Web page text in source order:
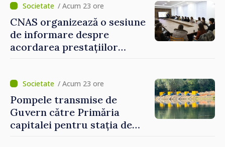
construi comunități mai
puternice”
/ Acum 23 ore
CNAS organizează o sesiune
de informare despre
acordarea prestațiilor
invitați să se înscrie la
eveniment
/ Acum 23 ore
Pompele transmise de
Guvern către Primăria
capitalei pentru stația de